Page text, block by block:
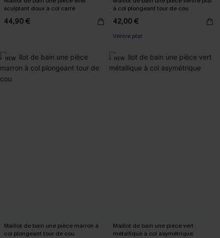
sculptant doux à col carré
44,90 €
à col plongeant tour de cou
42,00 €
Ventre plat
NEW
Maillot de bain une pièce marron à
col plongeant tour de cou
NEW
Maillot de bain une pièce vert
métallique à col asymétrique